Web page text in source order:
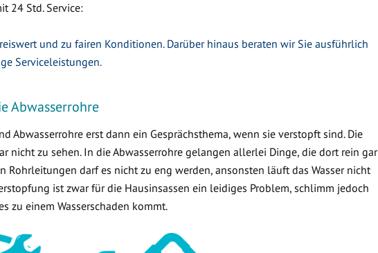
24 Std. Service:
und zu fairen Konditionen. Darüber hinaus beraten wir Sie ausführlich
Serviceleistungen.
Abwasserrohre
Abwasserrohre erst dann ein Gesprächsthema, wenn sie verstopft sind. Die
nicht zu sehen. In die Abwasserrohre gelangen allerlei Dinge, die dort rein gar
Rohrleitungen darf es nicht zu eng werden, ansonsten läuft das Wasser nicht
ist zwar für die Hausinsassen ein leidiges Problem, schlimm jedoch
zu einem Wasserschaden kommt.